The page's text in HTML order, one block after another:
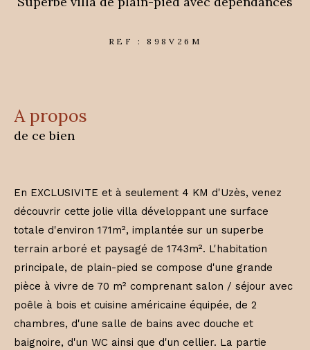
REF : 898V26M
a propos
de ce bien
En EXCLUSIVITE et à seulement 4 KM d'Uzès, venez
découvrir cette jolie villa développant une surface
totale d'environ 171m², implantée sur un superbe
terrain arboré et paysagé de 1743m². L'habitation
principale, de plain-pied se compose d'une grande
pièce à vivre de 70 m² comprenant salon / séjour avec
poêle à bois et cuisine américaine équipée, de 2
chambres, d'une salle de bains avec douche et
baignoire, d'un WC ainsi que d'un cellier. La partie